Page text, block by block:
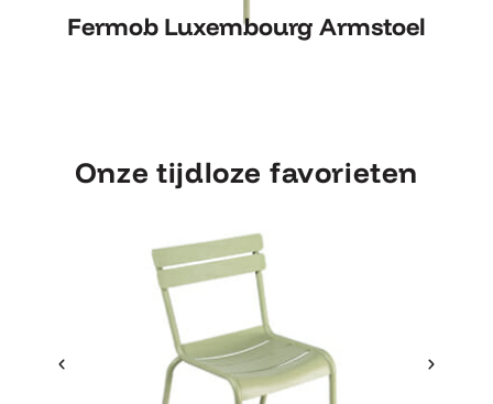
Fermob Luxembourg Armstoel
Fermob Luxembourg Armstoel
Onze tijdloze favorieten